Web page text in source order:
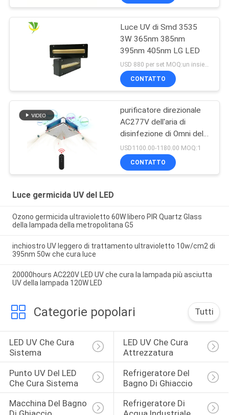
Luce UV di Smd 3535
3W 365nm 385nm
395nm 405nm LG LED
USD 880 per set MOQ:un insieme
CONTATTO
purificatore direzionale
AC277V dell'aria di
disinfezione di Omni della
lampada UV germicida
150W
USD1100.00-1180.00 MOQ:1
CONTATTO
Luce germicida UV del LED
Ozono germicida ultravioletto 60W libero PIR Quartz Glass
della lampada della metropolitana G5
inchiostro UV leggero di trattamento ultravioletto 10w/cm2 di
395nm 50w che cura luce
20000hours AC220V LED UV che cura la lampada più asciutta
UV della lampada 120W LED
Categorie popolari Tutti
LED UV Che Cura
Sistema
LED UV Che Cura
Attrezzatura
Punto UV Del LED
Che Cura Sistema
Refrigeratore Del
Bagno Di Ghiaccio
Macchina Del Bagno
Refrigeratore Di